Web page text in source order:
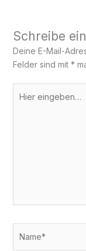
Schreibe
Deine E-Mail-
Felder sind mit *
eingeben…